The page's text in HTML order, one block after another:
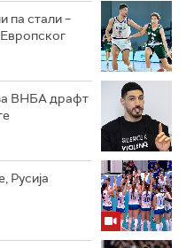
па стали –
ВНБА драфт
Русија